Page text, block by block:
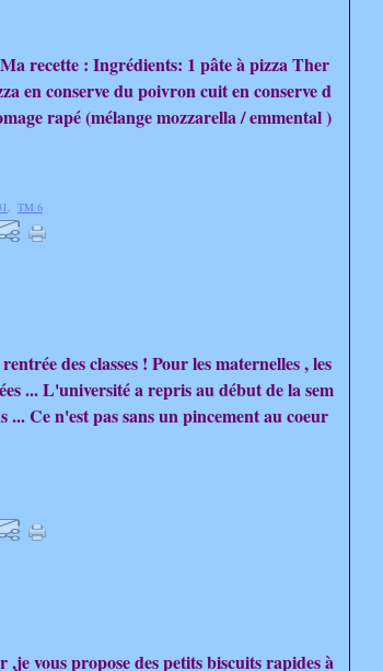
recette : Ingrédients: 1 pâte à pizza Ther
en conserve du poivron cuit en conserve d
rapé (mélange mozzarella / emmental )
, TM 6
des classes ! Pour les maternelles , les
... L'université a repris au début de la sem
... Ce n'est pas sans un pincement au coeur
vous propose des petits biscuits rapides à